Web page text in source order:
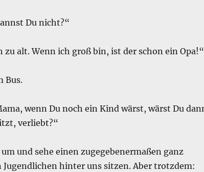
Du nicht?“
zu alt. Wenn ich groß bin, ist der schon ein Opa!“
Bus.
wenn Du noch ein Kind wärst, wärst Du
verliebt?“
und sehe einen zugegebenermaßen ganz
hinter uns sitzen. Aber trotzdem: